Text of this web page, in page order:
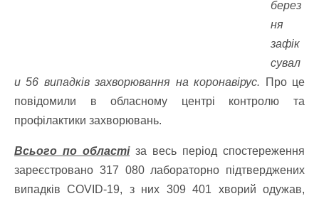
берез
ня
зафік
сувал
и 56 випадків захворювання на коронавірус. Про це
повідомили в обласному центрі контролю та
профілактики захворювань.
Всього по областіза весь період спостереження
зареєстровано 317 080 лабораторно підтверджених
випадків СOVID-19, з них 309 401 хворий одужав,